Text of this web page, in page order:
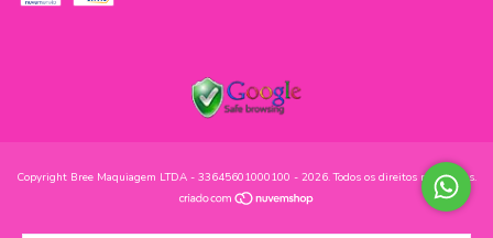
Copyright Bree Maquiagem LTDA - 33645601000100 - 2026. Todos os direitos reservados.